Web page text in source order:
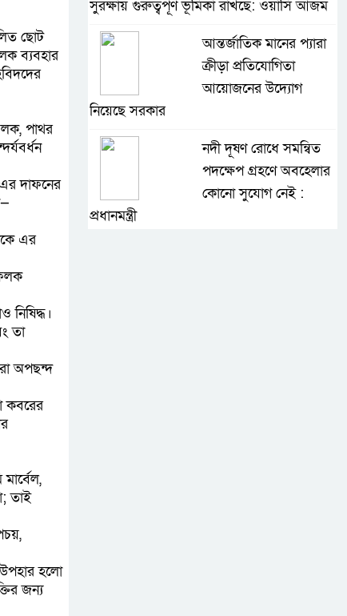
ছোট
ব্যবহার
পাথর
দাফনের
এর
নিষিদ্ধ।
তা
অপছন্দ
কবরের
তাই
হলো
জন্য
সুরক্ষায় গুরুত্বপূর্ণ ভূমিকা রাখছে: ওয়াসি আজম
আন্তর্জাতিক মানের প্যারা
ক্রীড়া প্রতিযোগিতা
আয়োজনের উদ্যোগ
নিয়েছে সরকার
নদী দূষণ রোধে সমন্বিত
পদক্ষেপ গ্রহণে অবহেলার
কোনো সুযোগ নেই :
প্রধানমন্ত্রী